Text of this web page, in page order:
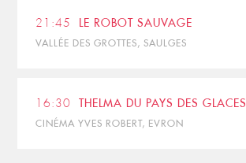
21:45 LE ROBOT SAUVAGE
VALLÉE DES GROTTES, SAULGES
16:30 THELMA DU PAYS DES GLACES
CINÉMA YVES ROBERT, EVRON